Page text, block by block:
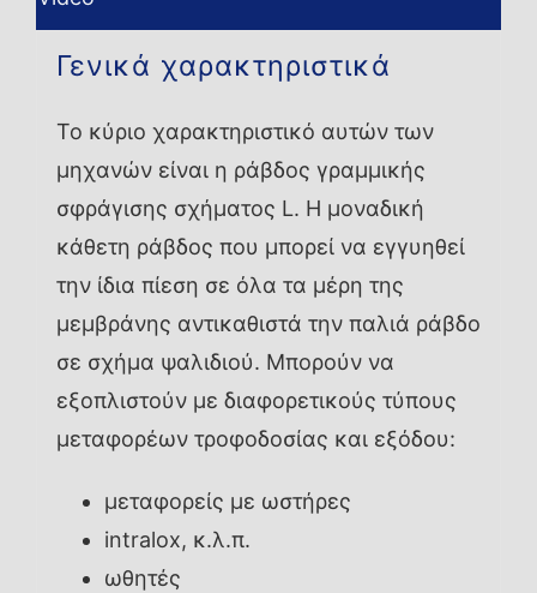
Γενικά χαρακτηριστικά
Το κύριο χαρακτηριστικό αυτών των
μηχανών είναι η ράβδος γραμμικής
σφράγισης σχήματος L. Η μοναδική
κάθετη ράβδος που μπορεί να εγγυηθεί
την ίδια πίεση σε όλα τα μέρη της
μεμβράνης αντικαθιστά την παλιά ράβδο
σε σχήμα ψαλιδιού. Μπορούν να
εξοπλιστούν με διαφορετικούς τύπους
μεταφορέων τροφοδοσίας και εξόδου:
μεταφορείς με ωστήρες
intralox, κ.λ.π.
ωθητές